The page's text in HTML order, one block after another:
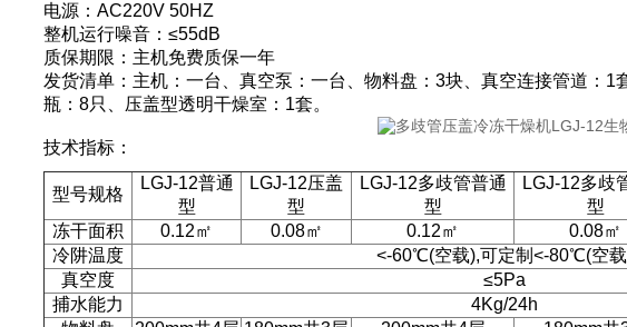
电源：AC220V 50HZ
整机运行噪音：≤55dB
质保期限：主机免费质保一年
发货清单：主机：一台、真空泵：一台、物料盘：3块、真空连接管道：
瓶：8只、压盖型透明干燥室：1套。
技术指标：
型号规格
LGJ-12普通
型
LGJ-12压盖
型
LGJ-12多歧管普通
型
LGJ-12多歧
型
冻干面积
0.12㎡ 0.08㎡ 0.12㎡ 0.08㎡
冷阱温度
<-60℃(空载),可定制<-80℃(空
真空度
≤5Pa
捕水能力
4Kg/24h